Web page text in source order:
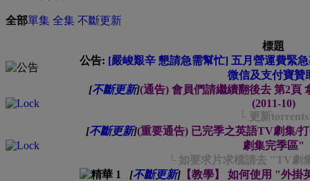
全部單集 全集 不斷更新
標題
公告: [嚴峻艱辛 懇請急需幫忙] 五月營運費緊
微信及支付寶贊
[不斷更新](通告) 會員們請繼續翻後去 第2頁
(2011-10)
└ 更新torrents
[不斷更新](重要通告) 已完季之英語TV劇集/
劇集完季區"
└ 如要求片求檔請去 "TV劇
[不斷更新] 【教學】 如何使用 "外